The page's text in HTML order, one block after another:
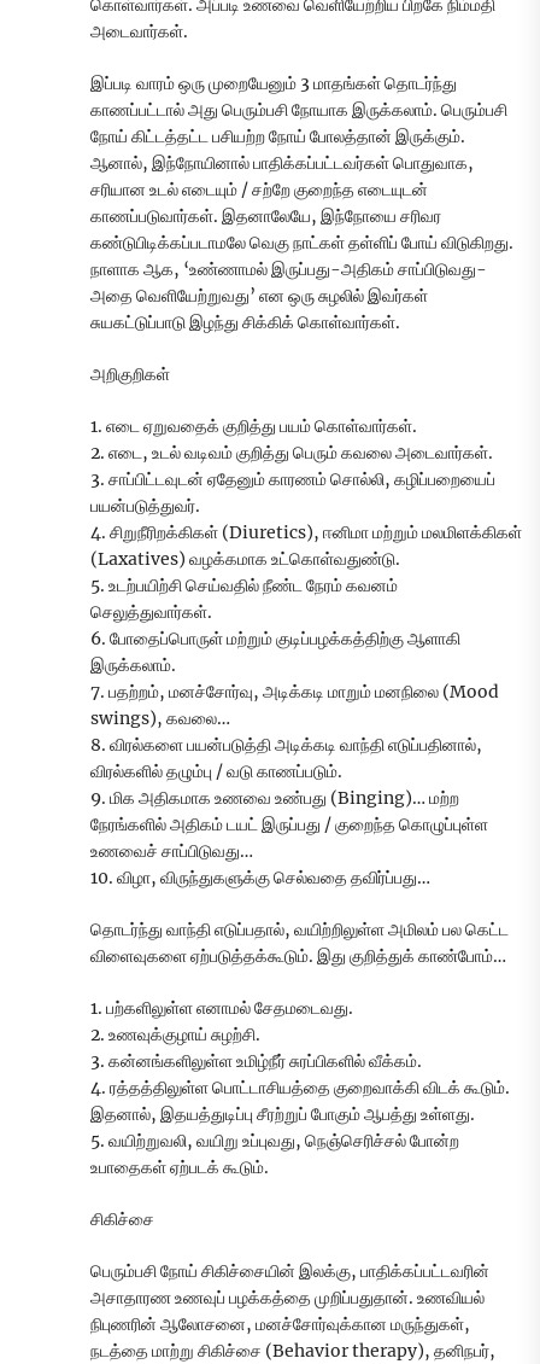
கொள்வார்கள். அப்படி உணவை வெளியேற்றிய பிறகே நிம்மதி
அடைவார்கள்.
இப்படி வாரம் ஒரு முறையேனும் 3 மாதங்கள் தொடர்ந்து
காணப்பட்டால் அது பெரும்பசி நோயாக இருக்கலாம். பெரும்பசி
நோய் கிட்டத்தட்ட பசியற்ற நோய் போலத்தான் இருக்கும்.
ஆனால், இந்நோயினால் பாதிக்கப்பட்டவர்கள் பொதுவாக,
சரியான உடல் எடையும் / சற்றே குறைந்த எடையுடன்
காணப்படுவார்கள். இதனாலேயே, இந்நோயை சரிவர
கண்டுபிடிக்கப்படாமலே வெகு நாட்கள் தள்ளிப் போய் விடுகிறது.
நாளாக ஆக, ‘உண்ணாமல் இருப்பது-அதிகம் சாப்பிடுவது-
அதை வெளியேற்றுவது’ என ஒரு சுழலில் இவர்கள்
சுயகட்டுப்பாடு இழந்து சிக்கிக் கொள்வார்கள்.
அறிகுறிகள்
1. எடை ஏறுவதைக் குறித்து பயம் கொள்வார்கள்.
2. எடை, உடல் வடிவம் குறித்து பெரும் கவலை அடைவார்கள்.
3. சாப்பிட்டவுடன் ஏதேனும் காரணம் சொல்லி, கழிப்பறையைப்
பயன்படுத்துவர்.
4. சிறுநீரிறக்கிகள் (Diuretics), ஈனிமா மற்றும் மலமிளக்கிகள்
(Laxatives) வழக்கமாக உட்கொள்வதுண்டு.
5. உடற்பயிற்சி செய்வதில் நீண்ட நேரம் கவனம்
செலுத்துவார்கள்.
6. போதைப்பொருள் மற்றும் குடிப்பழக்கத்திற்கு ஆளாகி
இருக்கலாம்.
7. பதற்றம், மனச்சோர்வு, அடிக்கடி மாறும் மனநிலை (Mood
swings), கவலை…
8. விரல்களை பயன்படுத்தி அடிக்கடி வாந்தி எடுப்பதினால்,
விரல்களில் தழும்பு / வடு காணப்படும்.
9. மிக அதிகமாக உணவை உண்பது (Binging)… மற்ற
நேரங்களில் அதிகம் டயட் இருப்பது / குறைந்த கொழுப்புள்ள
உணவைச் சாப்பிடுவது…
10. விழா, விருந்துகளுக்கு செல்வதை தவிர்ப்பது…
தொடர்ந்து வாந்தி எடுப்பதால், வயிற்றிலுள்ள அமிலம் பல கெட்ட
விளைவுகளை ஏற்படுத்தக்கூடும். இது குறித்துக் காண்போம்…
1. பற்களிலுள்ள எனாமல் சேதமடைவது.
2. உணவுக்குழாய் சுழற்சி.
3. கன்னங்களிலுள்ள உமிழ்நீர் சுரப்பிகளில் வீக்கம்.
4. ரத்தத்திலுள்ள பொட்டாசியத்தை குறைவாக்கி விடக் கூடும்.
இதனால், இதயத்துடிப்பு சீரற்றுப் போகும் ஆபத்து உள்ளது.
5. வயிற்றுவலி, வயிறு உப்புவது, நெஞ்செரிச்சல் போன்ற
உபாதைகள் ஏற்படக் கூடும்.
சிகிச்சை
பெரும்பசி நோய் சிகிச்சையின் இலக்கு, பாதிக்கப்பட்டவரின்
அசாதாரண உணவுப் பழக்கத்தை முறிப்பதுதான். உணவியல்
நிபுணரின் ஆலோசனை, மனச்சோர்வுக்கான மருந்துகள்,
நடத்தை மாற்று சிகிச்சை (Behavior therapy), தனிநபர்,